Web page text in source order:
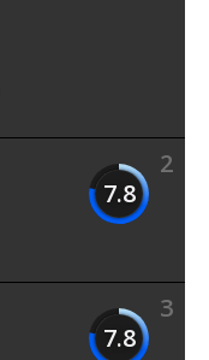
2
7.8
3
7.8